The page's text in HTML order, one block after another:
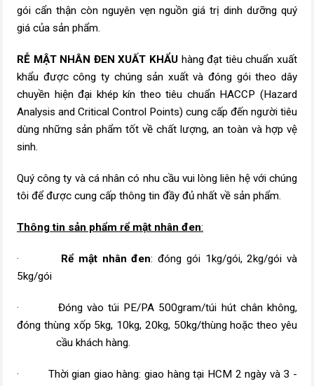
gói cẩn thận còn nguyên vẹn nguồn giá trị dinh dưỡng quý
giá của sản phẩm.
RỄ MẬT NHÂN ĐEN XUẤT KHẨU​​ hàng đạt tiêu chuẩn xuất
khẩu được công ty chúng sản xuất và đóng gói theo dây
chuyền hiện đại khép kín theo tiêu chuẩn HACCP (Hazard
Analysis and Critical Control Points) cung cấp đến người tiêu
dùng những sản phẩm tốt về chất lượng, an toàn và hợp vệ
sinh.
Quý công ty và cá nhân có nhu cầu vui lòng liên hệ với chúng
tôi để được cung cấp thông tin đầy đủ nhất về sản phẩm.
Thông tin sản phẩm rể mật nhân đen:
· Rể mật nhân đen: đóng gói 1kg/gói, 2kg/gói và
5kg/gói
· Đóng vào túi PE/PA 500gram/túi hút chân không,
đóng thùng xốp 5kg, 10kg, 20kg, 50kg/thùng hoặc theo yêu
cầu khách hàng.
· Thời gian giao hàng: giao hàng tại HCM 2 ngày và 3 -